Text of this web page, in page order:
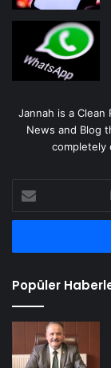
Jannah is a Clean
News and Blog
completely
posta
adresinizi
Popüler